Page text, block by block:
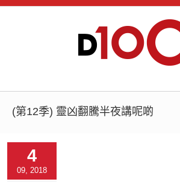
(第12季) 靈凶翻騰半夜講呢啲
4
09, 2018